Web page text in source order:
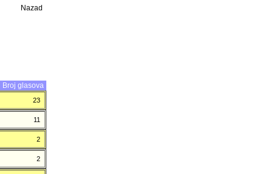
Nazad
Broj glasova
23
11
2
2